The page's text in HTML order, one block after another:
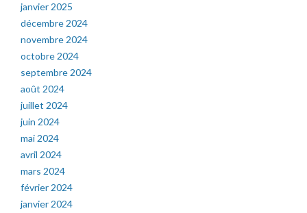
janvier 2025
décembre 2024
novembre 2024
octobre 2024
septembre 2024
août 2024
juillet 2024
juin 2024
mai 2024
avril 2024
mars 2024
février 2024
janvier 2024